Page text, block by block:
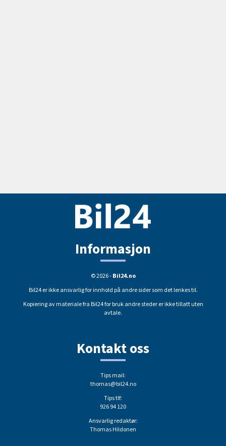
Informasjon
© 2026 -Bil24.no
Bil24 er ikke ansvarlig for innhold på andre sider som det lenkes til.
Kopiering av materiale fra Bil24 for bruk andre steder er ikke tillatt uten
avtale.
Kontakt oss
Tips mail:
thomas@bil24.no
Tips tlf:
926 94 120
Ansvarlig redaktør:
Thomas Hildonen